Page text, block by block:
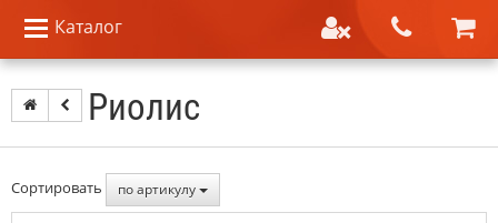
Каталог
Риолис
Сортировать по артикулу